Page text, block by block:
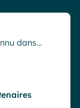
dans…